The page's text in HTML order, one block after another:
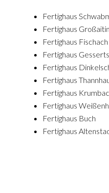
Fertighaus
Fertighaus
Fertighaus Fischach
Fertighaus
Fertighaus
Fertighaus
Fertighaus
Fertighaus
Fertighaus Buch
Fertighaus